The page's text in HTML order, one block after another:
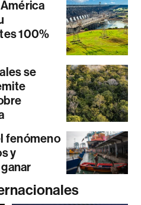
100%
se
fenómeno
y